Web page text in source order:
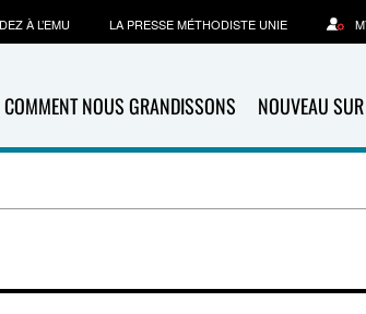
COMMENT NOUS GRANDISSONS NOUVEAU
À L’EMU LA PRESSE MÉTHODISTE UNIE